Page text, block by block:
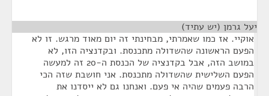
יעל גרמן (יש עתיד)
אוקיי. אז כמו שאמרתי, מבחינתי זה יום מאוד מרגש. זו לא
הפעם הראשונה שהשדולה מתכנסת. ובקדנציה הזו, לא
במושב הזה, אבל בקדנציה של הכנסת ה-20 זה למעשה
הפעם השלישית שהשדולה מתכנסת. אני חושבת שזה הכי
הרבה פעמים שהיה אי פעם. ואנחנו גם לא ייסדנו את